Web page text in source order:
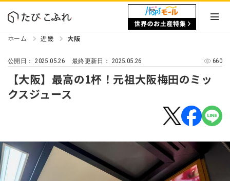
ホーム 近畿 大阪
公開日：2025.05.26 最終更新日： 2025.05.26 660
【大阪】最高の1杯！元祖大阪梅田のミッ
クスジュース